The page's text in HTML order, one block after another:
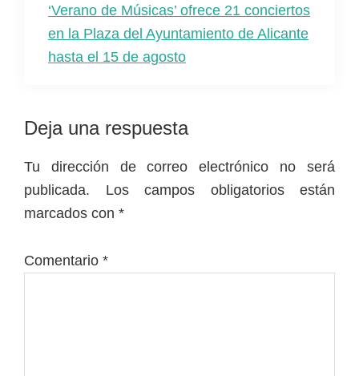
‘Verano de Músicas’ ofrece 21 conciertos
en la Plaza del Ayuntamiento de Alicante
hasta el 15 de agosto
Interacciones
con
los
lectores
Deja una respuesta
Tu dirección de correo electrónico no será
publicada.
Los campos obligatorios están
marcados con *
Comentario *